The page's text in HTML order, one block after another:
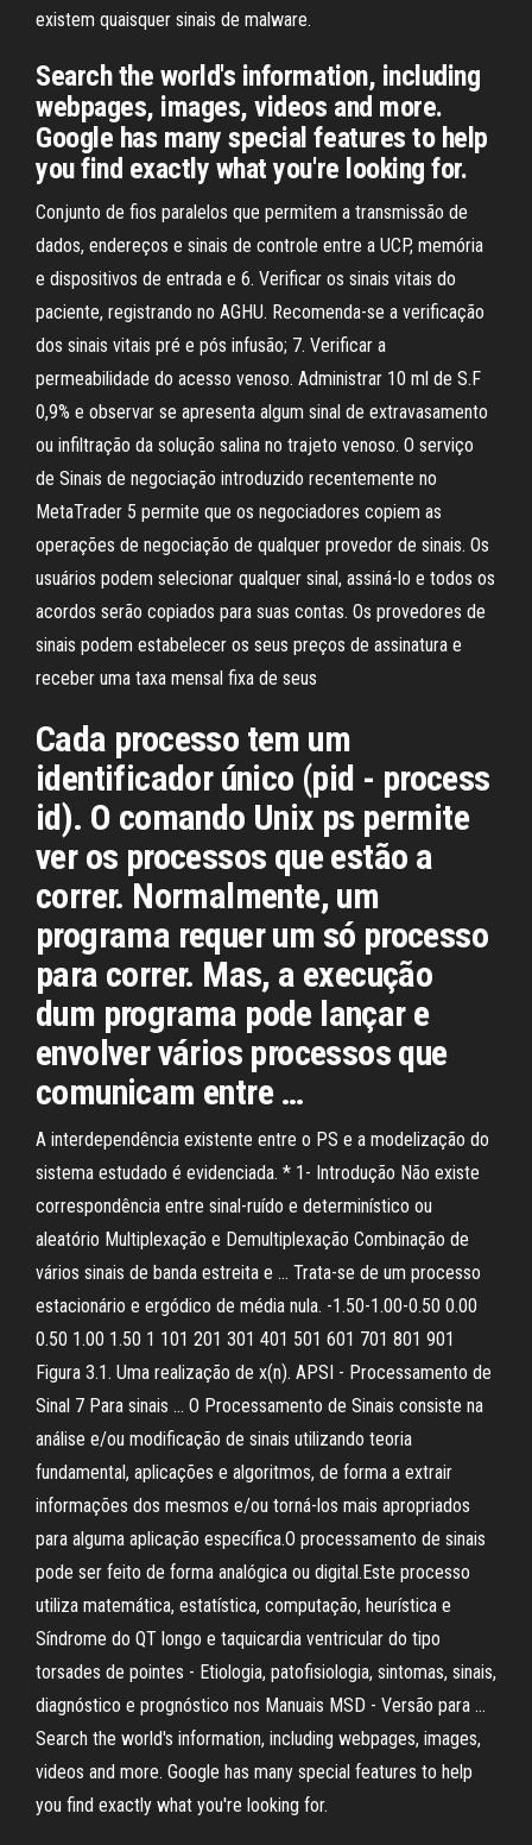
existem quaisquer sinais de malware.
Search the world's information, including
webpages, images, videos and more.
Google has many special features to help
you find exactly what you're looking for.
Conjunto de fios paralelos que permitem a transmissão de
dados, endereços e sinais de controle entre a UCP, memória
e dispositivos de entrada e 6. Verificar os sinais vitais do
paciente, registrando no AGHU. Recomenda-se a verificação
dos sinais vitais pré e pós infusão; 7. Verificar a
permeabilidade do acesso venoso. Administrar 10 ml de S.F
0,9% e observar se apresenta algum sinal de extravasamento
ou infiltração da solução salina no trajeto venoso. O serviço
de Sinais de negociação introduzido recentemente no
MetaTrader 5 permite que os negociadores copiem as
operações de negociação de qualquer provedor de sinais. Os
usuários podem selecionar qualquer sinal, assiná-lo e todos os
acordos serão copiados para suas contas. Os provedores de
sinais podem estabelecer os seus preços de assinatura e
receber uma taxa mensal fixa de seus
Cada processo tem um
identificador único (pid - process
id). O comando Unix ps permite
ver os processos que estão a
correr. Normalmente, um
programa requer um só processo
para correr. Mas, a execução
dum programa pode lançar e
envolver vários processos que
comunicam entre …
A interdependência existente entre o PS e a modelização do
sistema estudado é evidenciada. * 1- Introdução Não existe
correspondência entre sinal-ruído e determinístico ou
aleatório Multiplexação e Demultiplexação Combinação de
vários sinais de banda estreita e … Trata-se de um processo
estacionário e ergódico de média nula. -1.50-1.00-0.50 0.00
0.50 1.00 1.50 1 101 201 301 401 501 601 701 801 901
Figura 3.1. Uma realização de x(n). APSI - Processamento de
Sinal 7 Para sinais … O Processamento de Sinais consiste na
análise e/ou modificação de sinais utilizando teoria
fundamental, aplicações e algoritmos, de forma a extrair
informações dos mesmos e/ou torná-los mais apropriados
para alguma aplicação específica.O processamento de sinais
pode ser feito de forma analógica ou digital.Este processo
utiliza matemática, estatística, computação, heurística e
Síndrome do QT longo e taquicardia ventricular do tipo
torsades de pointes - Etiologia, patofisiologia, sintomas, sinais,
diagnóstico e prognóstico nos Manuais MSD - Versão para …
Search the world's information, including webpages, images,
videos and more. Google has many special features to help
you find exactly what you're looking for.